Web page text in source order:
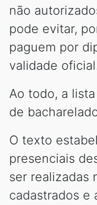
não
pode evitar,
paguem por
validade
Ao todo, a
de
O texto
presenciais
ser realizadas
cadastrados e